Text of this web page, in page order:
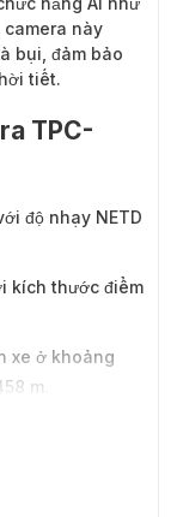
camera này
bụi, đảm bảo
tiết.
TPC-
độ nhạy NETD
kích thước điểm
xe ở khoảng
m.
chiều dài tiêu